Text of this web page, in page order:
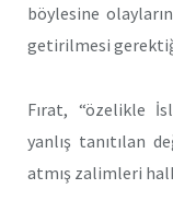
böylesine
getirilmesi
Fırat, “özelikle
yanlış tanıtılan
atmış zalimleri